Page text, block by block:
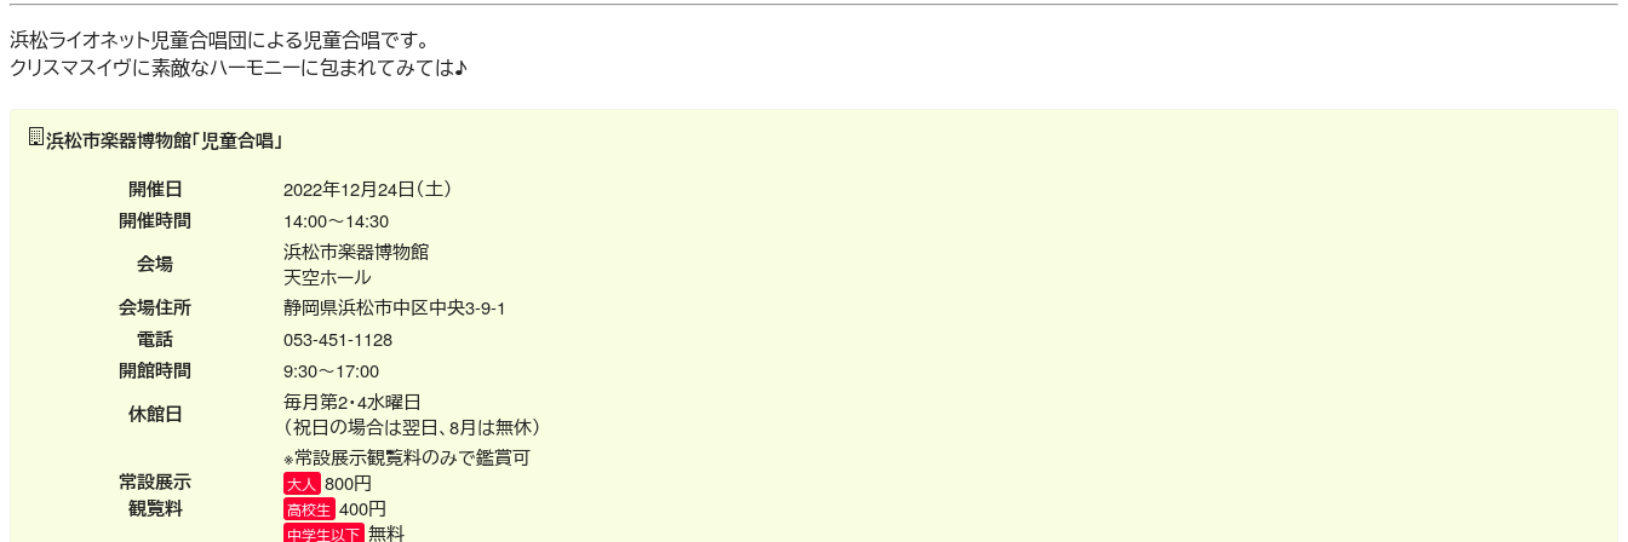
浜松ライオネット児童合唱団による児童合唱です。
クリスマスイヴに素敵なハーモニーに包まれてみては♪
浜松市楽器博物館「児童合唱」
開催日
2022年12月24日（土）
開催時間 14:00～14:30
会場
浜松市楽器博物館
天空ホール
会場住所 静岡県浜松市中区中央3-9-1
電話 053-451-1128
開館時間 9:30～17:00
休館日
毎月第2・4水曜日
（祝日の場合は翌日、8月は無休）
常設展示
観覧料
※常設展示観覧料のみで鑑賞可
大人 800円
高校生 400円
中学生以下 無料